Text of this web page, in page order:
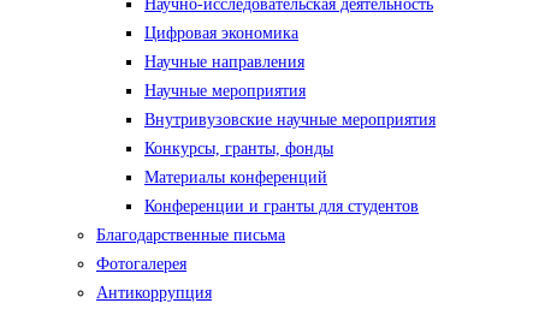
Научно-исследовательская деятельность
Цифровая экономика
Научные направления
Научные мероприятия
Внутривузовские научные мероприятия
Конкурсы, гранты, фонды
Материалы конференций
Конференции и гранты для студентов
Благодарственные письма
Фотогалерея
Антикоррупция